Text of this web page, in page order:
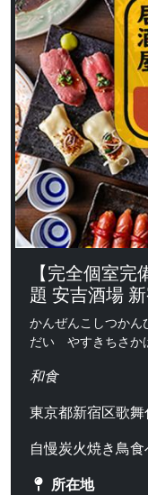
【完全個室
題 安吉酒場
かんぜんこしつか
だい やすきちさか
和食
東京都新宿区歌
自慢炭火焼き鳥
所在地